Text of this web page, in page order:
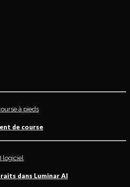
de course
dans Luminar AI